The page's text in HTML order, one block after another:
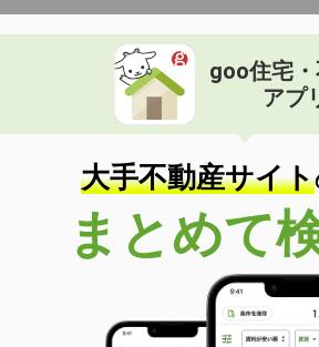
goo住宅
アプ
大手不動産サイト
まとめて